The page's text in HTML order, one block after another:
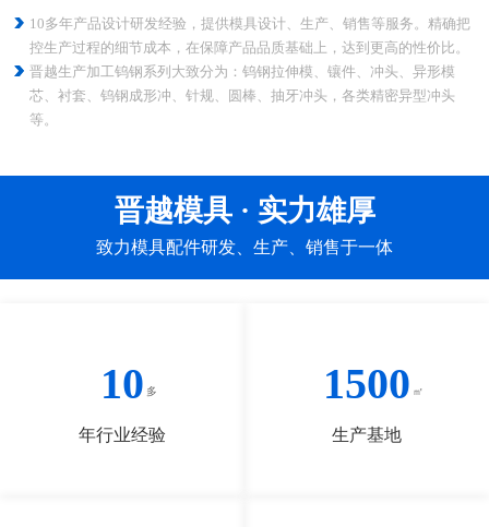
10多年产品设计研发经验，提供模具设计、生产、销售等服务。精确把
控生产过程的细节成本，在保障产品品质基础上，达到更高的性价比。
晋越生产加工钨钢系列大致分为：钨钢拉伸模、镶件、冲头、异形模
芯、衬套、钨钢成形冲、针规、圆棒、抽牙冲头，各类精密异型冲头
等。
晋越模具 · 实力雄厚
致力模具配件研发、生产、销售于一体
10
年行业经验
1500
生产基地